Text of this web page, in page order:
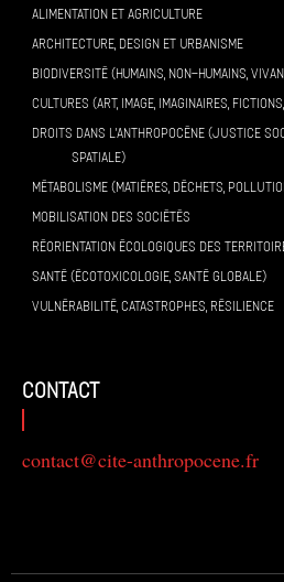
ALIMENTATION ET AGRICULTURE
ARCHITECTURE, DESIGN ET URBANISME
BIODIVERSITÉ (HUMAINS, NON-HUMAINS,
CULTURES (ART, IMAGE, IMAGINAIRES,
DROITS DANS L’ANTHROPOCÈNE (JUSTICE
SPATIALE)
MÉTABOLISME (MATIÈRES, DÉCHETS,
MOBILISATION DES SOCIÉTÉS
RÉORIENTATION ÉCOLOGIQUES DES
SANTÉ (ÉCOTOXICOLOGIE, SANTÉ GLOBALE)
VULNÉRABILITÉ, CATASTROPHES, RÉSILIENCE
contact
contact@cite-anthropocene.fr